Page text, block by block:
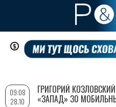
Перейти
содержанию
09:08
28.10
ГРИГОРИЙ
«ЗАПАД» 30